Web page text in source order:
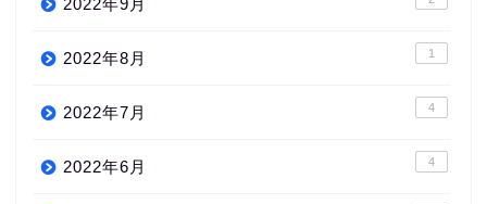
2022年9月
2022年8月 1
2022年7月 4
2022年6月 4